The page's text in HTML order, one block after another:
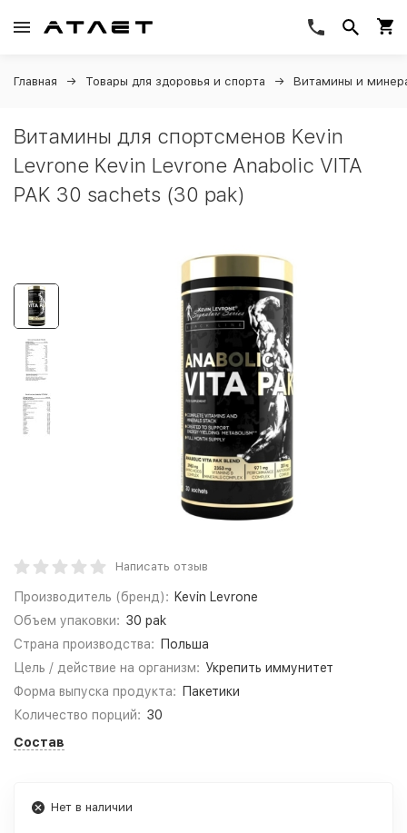
Главная Товары для здоровья и спорта Витамины и
Витамины для спортсменов Kevin
Levrone Kevin Levrone Anabolic VITA
PAK 30 sachets (30 pak)
Написать отзыв
Производитель (бренд): Kevin Levrone
Объем упаковки: 30 pak
Страна производства:
Польша
Цель / действие на организм: Укрепить иммунитет
Форма выпуска продукта:
Пакетики
Количество порций: 30
Состав
Нет в наличии